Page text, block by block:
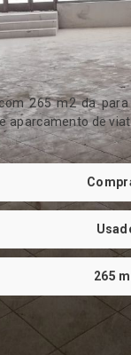
265 m2 da
aparcamento de
265